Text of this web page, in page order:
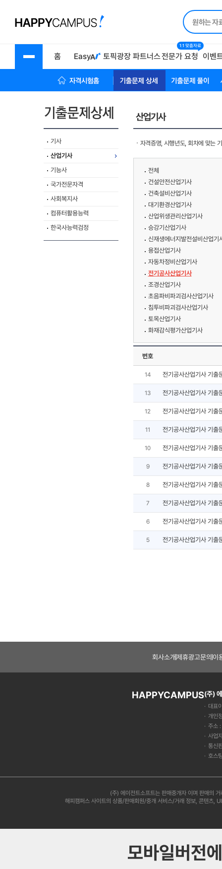
홈 Easy 토픽광장 파트너스전문가 요청
1:1 맞춤자료
이벤
자격시험 홈 기출문제상세 기출문제풀이
기사
산업기사
기능사
국가전문자격
사회복지사
컴퓨터활용능력
한국사능력검정
산업기사
자격증명, 시행년도, 회차에 맞는
전체
건설안전산업기사
건축설비산업기사
대기환경산업기사
산업위생관리산업기사
승강기산업기사
신재생에너지발전설비산업기
용접산업기사
자동차정비산업기사
전기공사산업기사
조경산업기사
초음파비파괴검사산업기사
침투비파괴검사산업기사
토목산업기사
화재감식평가산업기사
번호
14 전기공사산업기사 기출
13 전기공사산업기사 기출
12 전기공사산업기사 기출
11 전기공사산업기사 기출
10 전기공사산업기사 기출
9 전기공사산업기사 기출
8 전기공사산업기사 기출
7 전기공사산업기사 기출
6 전기공사산업기사 기출
5 전기공사산업기사 기출
회사소개제휴광고문의 이
HAPPYCAMPUS(주)
대표
개인
주소
사업
통신
호스
(주) 에이전트소프트는 판매중개자 이며 판매의
해피캠퍼스 사이트의 상품/판매회원/중개 서비스/거래 정보, 콘텐츠,
모바일버전